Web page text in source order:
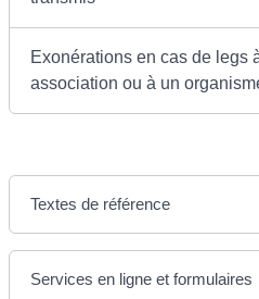
Exonérations en cas de legs
association ou à un
Textes de référence
Services en ligne et formulaires